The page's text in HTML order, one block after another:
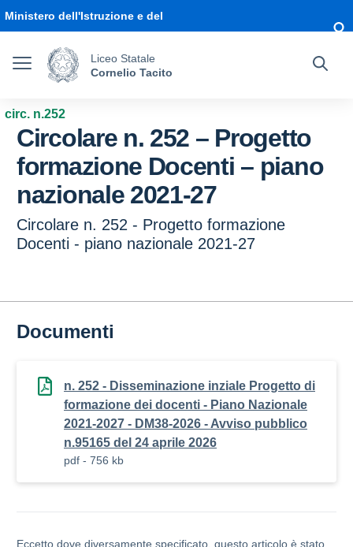
Ministero dell'Istruzione e del
Liceo Statale
Cornelio Tacito
circ. n.252
Circolare n. 252 – Progetto
formazione Docenti – piano
nazionale 2021-27
Circolare n. 252 - Progetto formazione
Docenti - piano nazionale 2021-27
Documenti
n. 252 - Disseminazione inziale Progetto di
formazione dei docenti - Piano Nazionale
2021-2027 - DM38-2026 - Avviso pubblico
n.95165 del 24 aprile 2026
pdf - 756 kb
Eccetto dove diversamente specificato, questo articolo è stato